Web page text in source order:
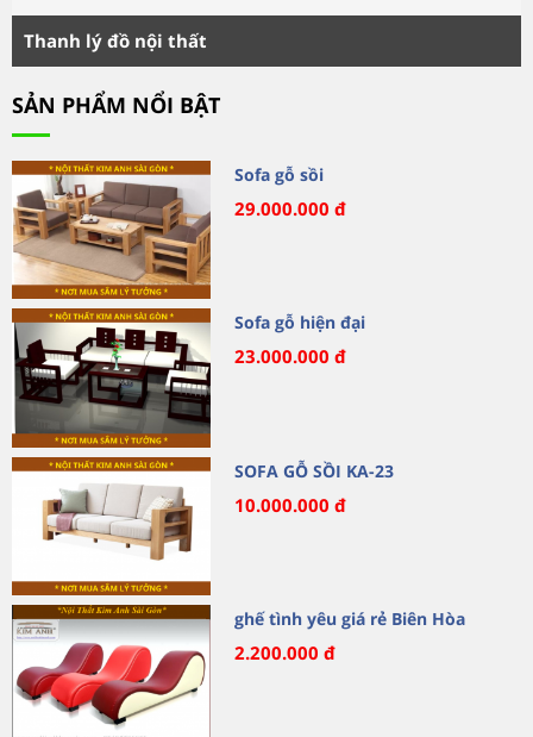
Thanh lý đồ nội thất
SẢN PHẨM NỔI BẬT
Sofa gỗ sồi
29.000.000 đ
Sofa gỗ hiện đại
23.000.000 đ
SOFA GỖ SỒI KA-23
10.000.000 đ
ghế tình yêu giá rẻ Biên Hòa
2.200.000 đ